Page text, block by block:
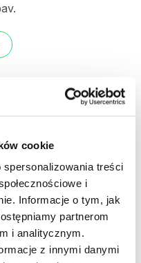
cookie
treści
i
Informacje o tym, jak
partnerom
i analitycznym.
z innymi danymi
zálohu za produkt.
půjčení. Každý